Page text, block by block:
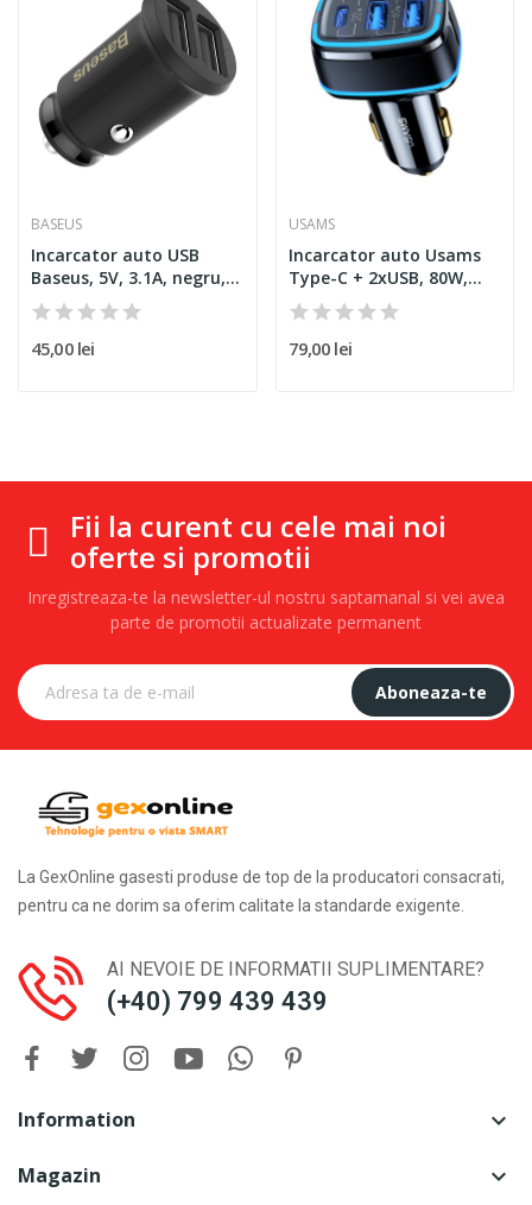
BASEUS
Incarcator auto USB
Baseus, 5V, 3.1A, negru,...
45,00 lei
USAMS
Incarcator auto Usams
Type-C + 2xUSB, 80W,...
79,00 lei
Fii la curent cu cele mai noi
oferte si promotii
Inregistreaza-te la newsletter-ul nostru saptamanal si vei avea
parte de promotii actualizate permanent
Aboneaza-te
La GexOnline gasesti produse de top de la producatori consacrati,
pentru ca ne dorim sa oferim calitate la standarde exigente.
AI NEVOIE DE INFORMATII SUPLIMENTARE?
(+40) 799 439 439
Information 
Magazin 